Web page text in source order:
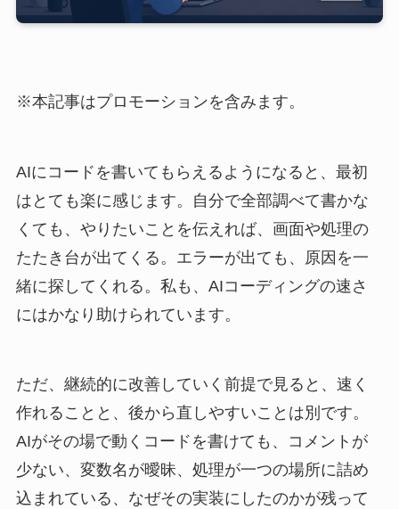
※本記事はプロモーションを含みます。
AIにコードを書いてもらえるようになると、最初
はとても楽に感じます。自分で全部調べて書かな
くても、やりたいことを伝えれば、画面や処理の
たたき台が出てくる。エラーが出ても、原因を一
緒に探してくれる。私も、AIコーディングの速さ
にはかなり助けられています。
ただ、継続的に改善していく前提で見ると、速く
作れることと、後から直しやすいことは別です。
AIがその場で動くコードを書けても、コメントが
少ない、変数名が曖昧、処理が一つの場所に詰め
込まれている、なぜその実装にしたのかが残って